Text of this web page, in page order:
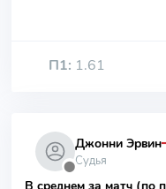
П1: 1.61
⬤
Джонни Эрвин
Судья